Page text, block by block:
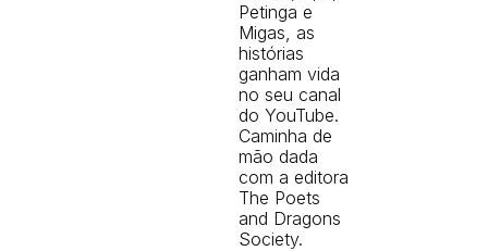
Petinga e
Migas, as
histórias
ganham vida
no seu canal
do YouTube.
Caminha de
mão dada
com a editora
The Poets
and Dragons
Society.